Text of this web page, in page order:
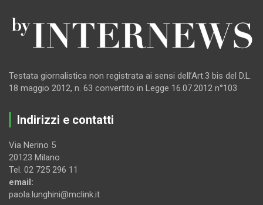
Testata giornalistica non registrata ai sensi dell’Art.3 bis del D.L.
18 maggio 2012, n. 63 convertito in Legge 16.07.2012 n°103
Indirizzi e contatti
Via Nerino 5
20123 Milano
Tel. 02 725 296 11
email:
paola.lunghini@mclink.it